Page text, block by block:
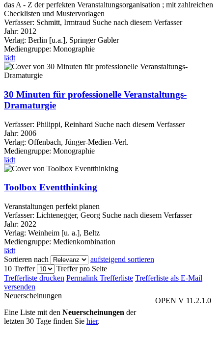
das A - Z der perfekten Veranstaltungsorganisation ; mit zahlreichen
Checklisten und Mustervorlagen
Verfasser: Schmitt, Irmtraud Suche nach diesem Verfasser
Jahr: 2012
Verlag: Berlin [u.a.], Springer Gabler
Mediengruppe: Monographie
lädt
30 Minuten für professionelle Veranstaltungs-
Dramaturgie
Verfasser: Philippi, Reinhard Suche nach diesem Verfasser
Jahr: 2006
Verlag: Offenbach, Jünger-Medien-Verl.
Mediengruppe: Monographie
lädt
Toolbox Eventthinking
Veranstaltungen perfekt planen
Verfasser: Lichtenegger, Georg Suche nach diesem Verfasser
Jahr: 2022
Verlag: Weinheim [u. a.], Beltz
Mediengruppe: Medienkombination
lädt
Sortieren nach
aufsteigend sortieren
10 Treffer
Treffer pro Seite
Trefferliste drucken Permalink Trefferliste Trefferliste als E-Mail
versenden
OPEN V 11.2.1.0
Neuerscheinungen
Eine Liste mit den Neuerscheinungen der
letzten 30 Tage finden Sie hier.